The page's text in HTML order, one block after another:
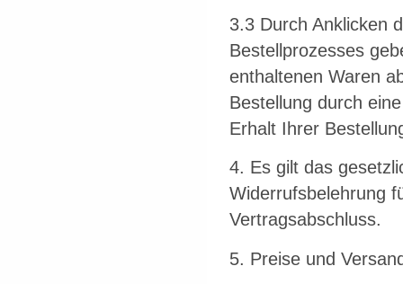
3.3 Durch Anklicken
Bestellprozesses
enthaltenen Waren
Bestellung durch
Erhalt Ihrer
4. Es gilt das
Widerrufsbelehrung
Vertragsabschluss.
5. Preise und